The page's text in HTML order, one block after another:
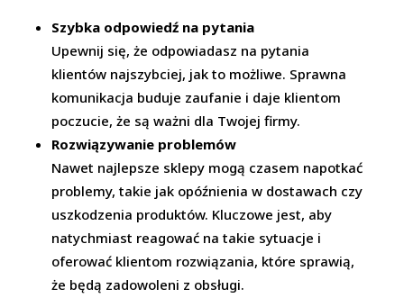
Szybka odpowiedź na pytania
Upewnij się, że odpowiadasz na pytania
klientów najszybciej, jak to możliwe. Sprawna
komunikacja buduje zaufanie i daje klientom
poczucie, że są ważni dla Twojej firmy.
Rozwiązywanie problemów
Nawet najlepsze sklepy mogą czasem napotkać
problemy, takie jak opóźnienia w dostawach czy
uszkodzenia produktów. Kluczowe jest, aby
natychmiast reagować na takie sytuacje i
oferować klientom rozwiązania, które sprawią,
że będą zadowoleni z obsługi.